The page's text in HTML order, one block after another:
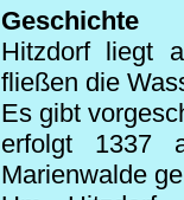
Geschichte
Hitzdorf liegt
fließen die
Es gibt
erfolgt 1337
Marienwalde